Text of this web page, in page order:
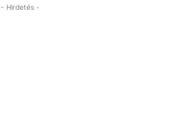
- Hirdetés -